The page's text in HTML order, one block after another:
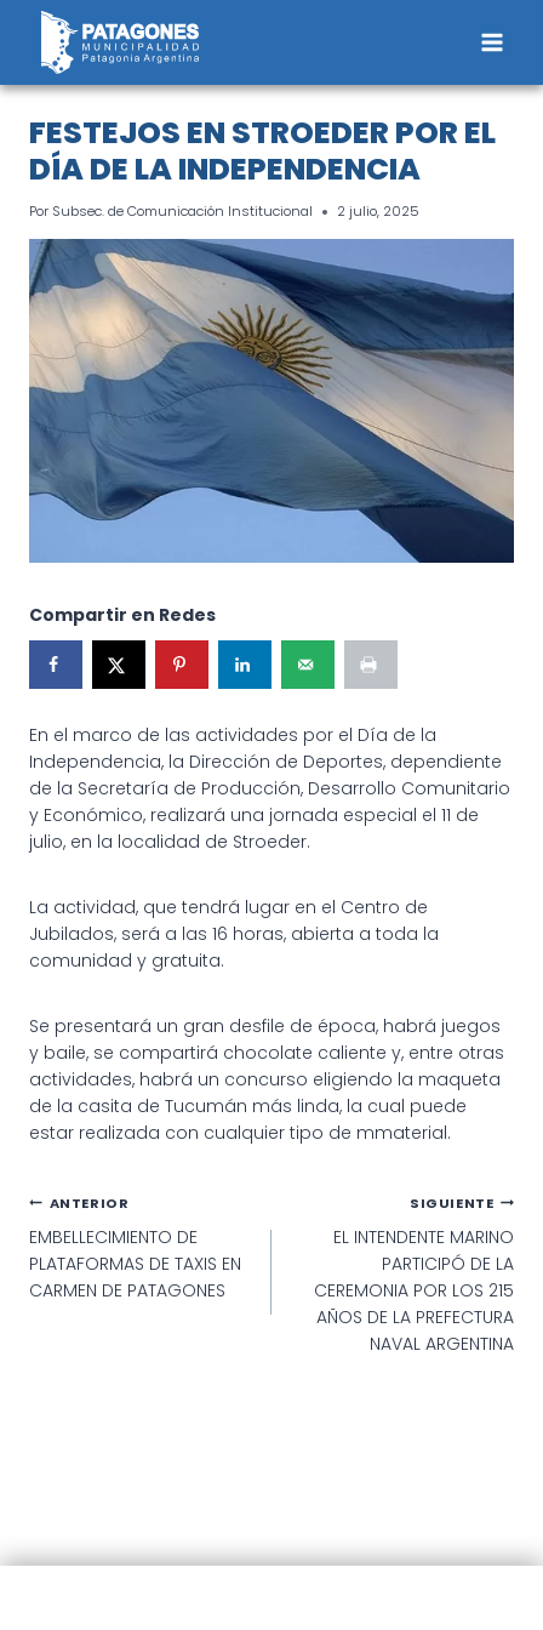
Saltar
contenido
FESTEJOS EN STROEDER POR EL
DÍA DE LA INDEPENDENCIA
Por Subsec. de Comunicación Institucional 2 julio, 2025
Compartir en Redes
En el marco de las actividades por el Día de la
Independencia, la Dirección de Deportes, dependiente
de la Secretaría de Producción, Desarrollo Comunitario
y Económico, realizará una jornada especial el 11 de
julio, en la localidad de Stroeder.
La actividad, que tendrá lugar en el Centro de
Jubilados, será a las 16 horas, abierta a toda la
comunidad y gratuita.
Se presentará un gran desfile de época, habrá juegos
y baile, se compartirá chocolate caliente y, entre otras
actividades, habrá un concurso eligiendo la maqueta
de la casita de Tucumán más linda, la cual puede
estar realizada con cualquier tipo de mmaterial.
Navegación
de
entradas
ANTERIOR
EMBELLECIMIENTO DE
PLATAFORMAS DE TAXIS EN
CARMEN DE PATAGONES
SIGUIENTE
EL INTENDENTE MARINO
PARTICIPÓ DE LA
CEREMONIA POR LOS 215
AÑOS DE LA PREFECTURA
NAVAL ARGENTINA